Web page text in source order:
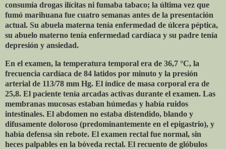
consumía drogas ilícitas ni fumaba tabaco; la última vez que
fumó marihuana fue cuatro semanas antes de la presentación
actual. Su abuela materna tenía enfermedad de úlcera péptica,
su abuelo materno tenía enfermedad cardíaca y su padre tenía
depresión y ansiedad.
En el examen, la temperatura temporal era de 36,7 °C, la
frecuencia cardíaca de 84 latidos por minuto y la presión
arterial de 113/78 mm Hg. El índice de masa corporal era de
25,8. El paciente tenía arcadas activas durante el examen. Las
membranas mucosas estaban húmedas y había ruidos
intestinales. El abdomen no estaba distendido, blando y
difusamente doloroso (predominantemente en el epigastrio), y
había defensa sin rebote. El examen rectal fue normal, sin
heces palpables en la bóveda rectal. El recuento de glóbulos